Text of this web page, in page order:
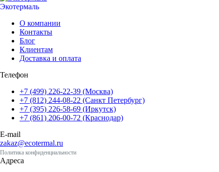
Экотермаль
О компании
Контакты
Блог
Клиентам
Доставка и оплата
Телефон
+7 (499) 226-22-39 (Москва)
+7 (812) 244-08-22 (Санкт Петербург)
+7 (395) 226-58-69 (Иркутск)
+7 (861) 206-00-72 (Краснодар)
E-mail
zakaz@ecotermal.ru
Политика конфиденциальности
Адреса